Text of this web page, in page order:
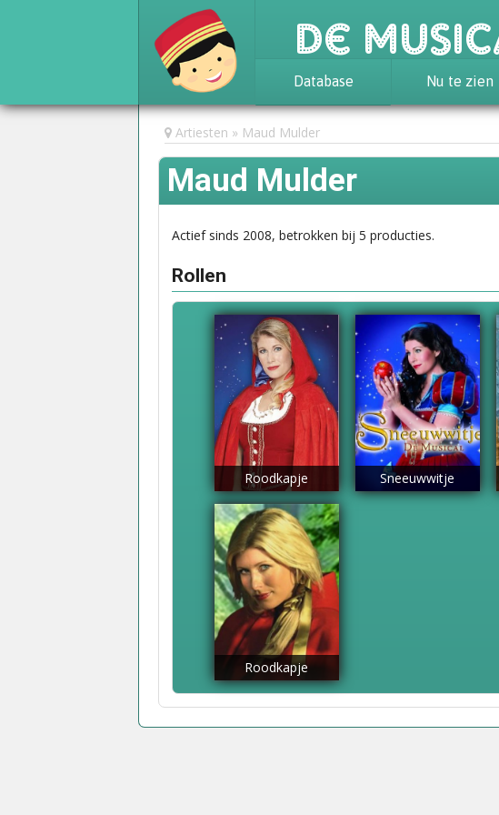
De
Database
Achtergrond
Awards
Statistieken
Nu te zien
Artiesten Maud Mulder
Maud Mulder
Actief sinds 2008, betrokken bij 5 producties.
Rollen
Roodkapje Sneeuwwitje
Roodkapje